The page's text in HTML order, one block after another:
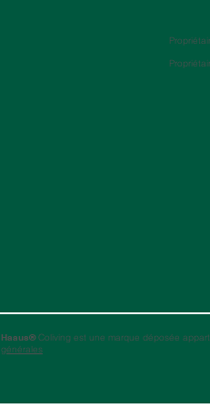
Haaus®Coliving est une marque déposée
générales